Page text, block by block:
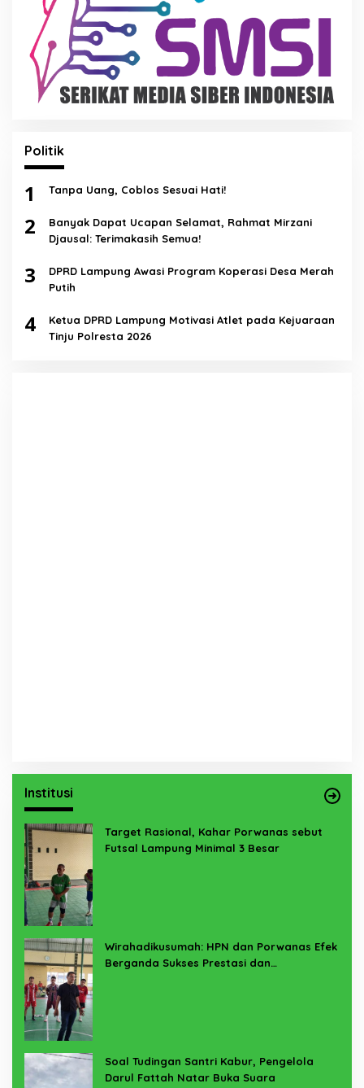
Politik
1 Tanpa Uang, Coblos Sesuai Hati!
2
Banyak Dapat Ucapan Selamat, Rahmat Mirzani
Djausal: Terimakasih Semua!
3
DPRD Lampung Awasi Program Koperasi Desa Merah
Putih
4
Ketua DPRD Lampung Motivasi Atlet pada Kejuaraan
Tinju Polresta 2026
Institusi
Target Rasional, Kahar Porwanas sebut
Futsal Lampung Minimal 3 Besar
Wirahadikusumah: HPN dan Porwanas Efek
Berganda Sukses Prestasi dan
Soal Tudingan Santri Kabur, Pengelola
Darul Fattah Natar Buka Suara